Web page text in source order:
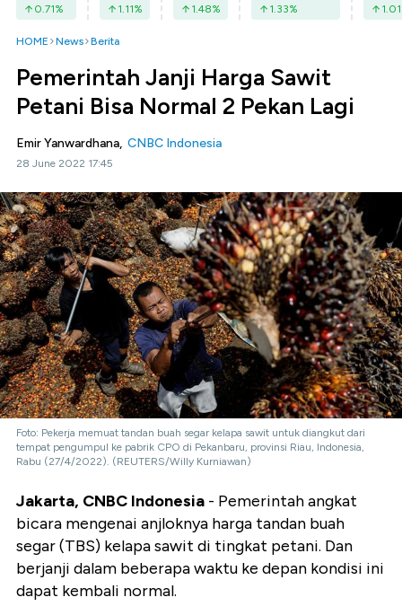
0.71% 1.11% 1.48% 1.33% 1.01
HOME News Berita
Pemerintah Janji Harga Sawit
Petani Bisa Normal 2 Pekan Lagi
Emir Yanwardhana, CNBC Indonesia
28 June 2022 17:45
Foto: Pekerja memuat tandan buah segar kelapa sawit untuk diangkut dari
tempat pengumpul ke pabrik CPO di Pekanbaru, provinsi Riau, Indonesia,
Rabu (27/4/2022). (REUTERS/Willy Kurniawan)
Jakarta, CNBC Indonesia - Pemerintah angkat
bicara mengenai anjloknya harga tandan buah
segar (TBS) kelapa sawit di tingkat petani. Dan
berjanji dalam beberapa waktu ke depan kondisi ini
dapat kembali normal.